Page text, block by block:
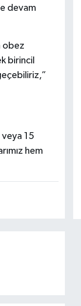
devam
obez
birincil
15
hem